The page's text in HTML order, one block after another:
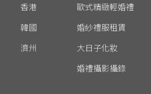
香港
韓國
濟州
歐式精緻輕婚禮
婚紗禮服租賃
大日子化妝
婚禮攝影攝錄